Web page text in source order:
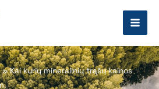
»Kai kurių mineralinių trąšų kainos